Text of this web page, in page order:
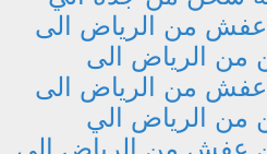
من الرياض الى
الرياض الى
من الرياض الى
الرياض الي
عفش من الرياض الى